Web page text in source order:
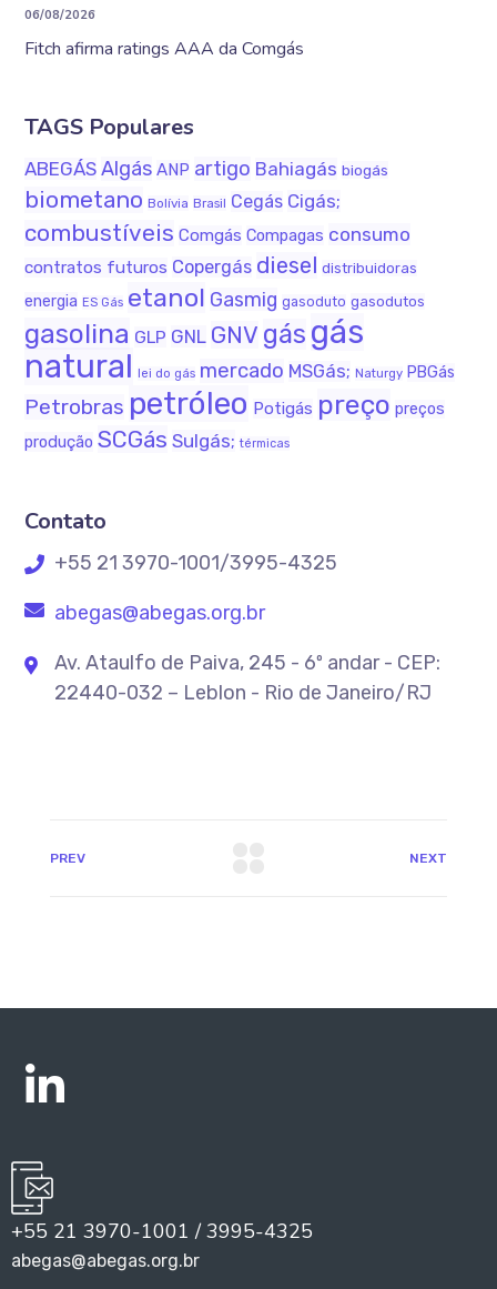
06/08/2026
Fitch afirma ratings AAA da Comgás
TAGS Populares
ABEGÁS Algás ANP artigo Bahiagás biogás
biometano Bolívia Brasil Cegás Cigás;
combustíveis Comgás Compagas consumo
contratos futuros Copergás diesel distribuidoras
energia ES Gás etanol Gasmig gasoduto gasodutos
gasolina GLP GNL GNV gás gás
natural lei do gás mercado MSGás; Naturgy PBGás
Petrobras petróleo Potigás preço preços
produção SCGás Sulgás; térmicas
Contato
+55 21 3970-1001/3995-4325
abegas@abegas.org.br
Av. Ataulfo de Paiva, 245 - 6º andar - CEP:
22440-032 – Leblon - Rio de Janeiro/RJ
PREV NEXT
+55 21 3970-1001 / 3995-4325
abegas@abegas.org.br